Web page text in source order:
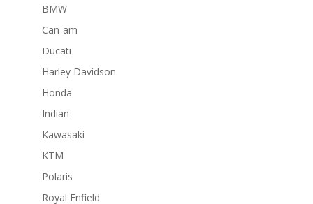
BMW
Can-am
Ducati
Harley Davidson
Honda
Indian
Kawasaki
KTM
Polaris
Royal Enfield